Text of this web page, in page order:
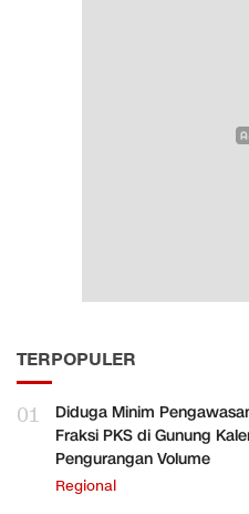
TERPOPULER
01
Diduga Minim
Fraksi PKS di Gunung
Pengurangan Volume
Regional